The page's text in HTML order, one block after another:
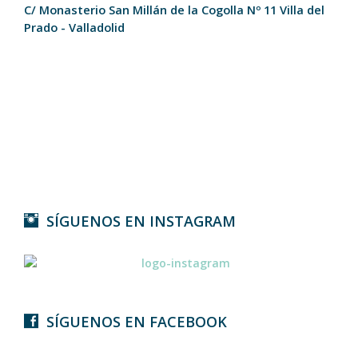
C/ Monasterio San Millán de la Cogolla Nº 11 Villa del
Prado - Valladolid
SÍGUENOS EN INSTAGRAM
SÍGUENOS EN FACEBOOK